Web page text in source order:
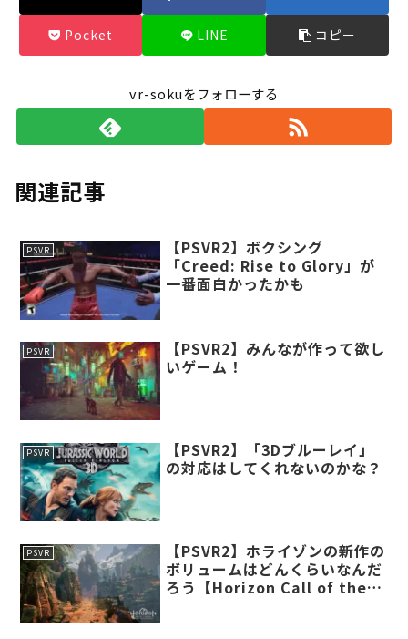
Pocket LINE コピー
vr-sokuをフォローする
関連記事
PSVR
【PSVR2】ボクシング
「Creed: Rise to Glory」が
一番面白かったかも
PSVR
【PSVR2】みんなが作って欲し
いゲーム！
PSVR
【PSVR2】「3Dブルーレイ」
の対応はしてくれないのかな？
PSVR
【PSVR2】ホライゾンの新作の
ボリュームはどんくらいなんだ
ろう【Horizon Call of the